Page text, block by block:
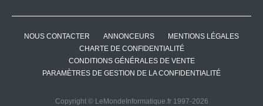
NOUS CONTACTER ANNONCEURS
MENTIONS LÉGALES
CHARTE DE CONFIDENTIALITÉ
CONDITIONS GÉNÉRALES DE VENTE
PARAMÈTRES DE GESTION DE LA CONFIDENTIALITÉ
Copyright © LeMondeInformatique.fr 1997-2026